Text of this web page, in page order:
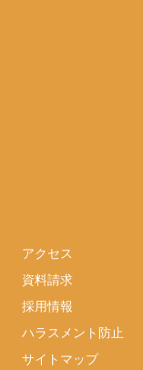
アクセス
資料請求
採用情報
ハラスメント防止
サイトマップ